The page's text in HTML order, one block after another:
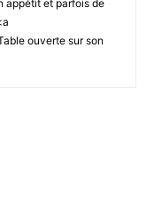
appétit et parfois de
ouverte sur son